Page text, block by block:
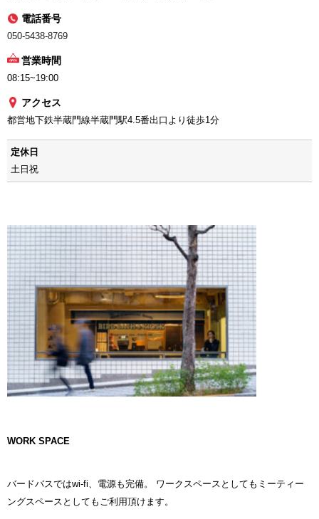
電話番号
050-5438-8769
営業時間
08:15~19:00
アクセス
都営地下鉄半蔵門線半蔵門駅4.5番出口より徒歩1分
定休日
土日祝
WORK SPACE
バードバスではwi-fi、電源も完備。 ワークスペースとしてもミーティー
ングスペースとしてもご利用頂けます。